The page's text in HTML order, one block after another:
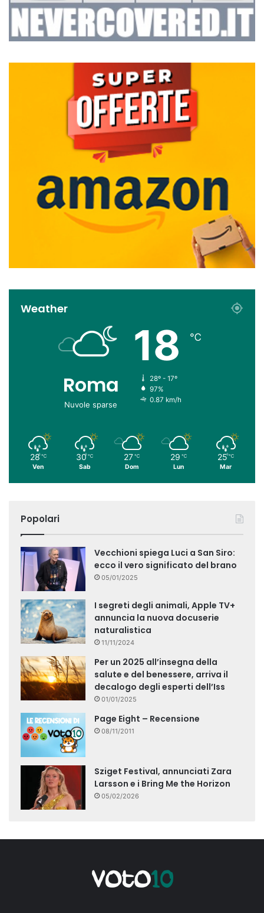
Weather
Roma
Nuvole sparse
18 ℃
28º - 17º
97%
0.87 km/h
28 ℃
Ven
30 ℃
Sab
27 ℃
Dom
29 ℃
Lun
25 ℃
Mar
Popolari
Vecchioni spiega Luci a San Siro:
ecco il vero significato del brano
05/01/2025
I segreti degli animali, Apple TV+
annuncia la nuova docuserie
naturalistica
11/11/2024
Per un 2025 all’insegna della
salute e del benessere, arriva il
decalogo degli esperti dell’Iss
01/01/2025
Page Eight – Recensione
08/11/2011
Sziget Festival, annunciati Zara
Larsson e i Bring Me the Horizon
05/02/2026